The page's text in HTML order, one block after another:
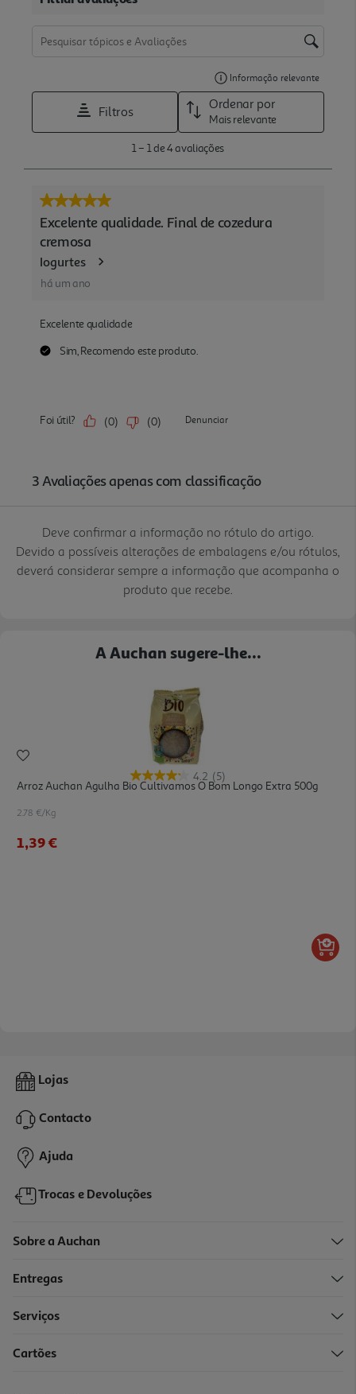
Deve confirmar a informação no rótulo do artigo.
Devido a possíveis alterações de embalagens e/ou rótulos,
deverá considerar sempre a informação que acompanha o
produto que recebe.
A Auchan sugere-lhe...
4.2 (5)
Arroz Auchan Agulha Bio Cultivamos O Bom Longo Extra 500g
2.78 €/Kg
1,39 €
Lojas
Contacto
Ajuda
Trocas e Devoluções
Sobre a Auchan
Entregas
Serviços
Cartões